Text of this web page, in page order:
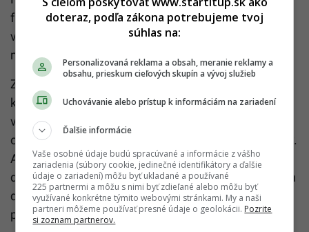
faktory patria okrem nízkeho príjmu vlákniny aj
vysoká konzumácia červeného a spracovaného
mäsa, nadváha a obezita.
Zmeny v stravovaní – napríklad pravidelná
konzumácia rastlinných potravín bohatých na
vlákninu – tak môžu zohrávať zásadnú úlohu v
ochrane pred jedným z najvážnejších typov rakoviny.
A ako ukazuje Dr. Rajan, túto zmenu je možné
dosiahnuť aj bez zložitých diét či drahých výživových
doplnkov. Stačí trochu plánovania a vedomý výber
potravín.
doteraz, podľa zákona potrebujeme tvoj
súhlas na:
Personalizovaná reklama a obsah, meranie reklamy a
obsahu, prieskum cieľových skupín a vývoj služieb
Uchovávanie alebo prístup k informáciám na zariadení
Ďalšie informácie
Vaše osobné údaje budú spracúvané a informácie z vášho
zariadenia (súbory cookie, jedinečné identifikátory a ďalšie
údaje o zariadení) môžu byť ukladané a používané
225 partnermi a môžu s nimi byť zdieľané alebo môžu byť
využívané konkrétne týmito webovými stránkami. My a naši
partneri môžeme používať presné údaje o geolokácii. Pozrite
si zoznam partnerov.